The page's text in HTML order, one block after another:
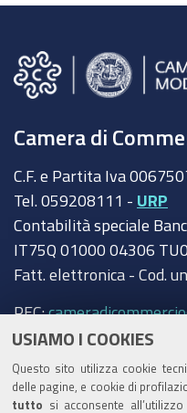
USIAMO I COOKIES
Questo sito utilizza cookie
delle pagine, e cookie di
tutto si acconsente
Camera di
C.F. e Partita Iva
Tel. 059208111 - URP
Contabilità speciale
IT75Q 01000 04306
Fatt. elettronica - Cod.
PEC:
Trasparenza
Amministrazione